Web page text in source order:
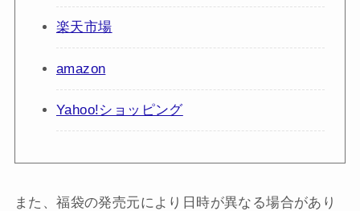
楽天市場
amazon
Yahoo!ショッピング
また、福袋の発売元により日時が異なる場合があり